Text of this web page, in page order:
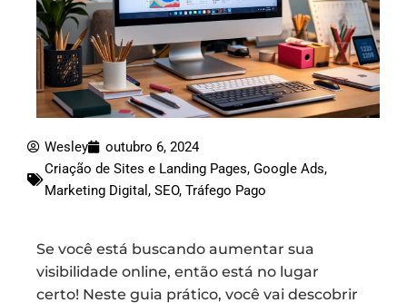
Wesley
outubro 6, 2024
Criação de Sites e Landing Pages, Google Ads,
Marketing Digital , SEO, Tráfego Pago
Se você está buscando aumentar sua
visibilidade online, então está no lugar
certo! Neste guia prático, você vai descobrir